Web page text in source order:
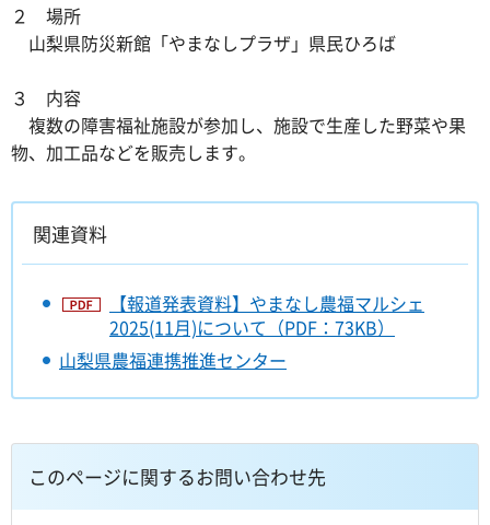
２ 場所
山梨県防災新館「やまなしプラザ」県民ひろば
３ 内容
複数の障害福祉施設が参加し、施設で生産した野菜や果
物、加工品などを販売します。
関連資料
【報道発表資料】やまなし農福マルシェ
2025(11月)について（PDF：73KB）
山梨県農福連携推進センター
このページに関するお問い合わせ先